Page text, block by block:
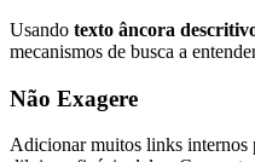
Usando texto âncora
mecanismos de busca a
Não Exagere
Adicionar muitos links internos